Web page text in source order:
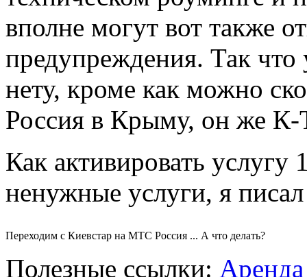
вполне могут вот также
предупреждения. Так
нету, кроме как можно
Россия в Крыму, он же К-
Как активировать
ненужные услуги, я
Переходим с Киевстар на МТС Россия ... А что делать?
Полезные ссылки: